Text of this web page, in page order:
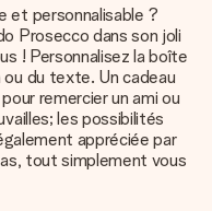
et personnalisable ?
Prosecco dans son joli
! Personnalisez la boîte
ou du texte. Un cadeau
remercier un ami ou
les possibilités
appréciée par
tout simplement vous